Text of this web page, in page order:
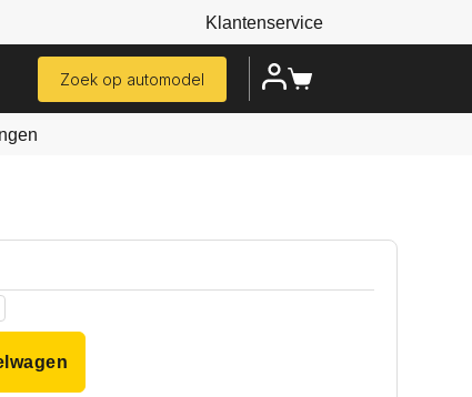
Klantenservice
Zoek op automodel